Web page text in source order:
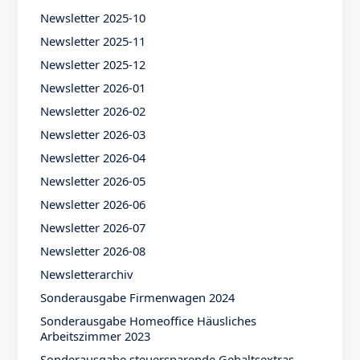
Newsletter 2025-10
Newsletter 2025-11
Newsletter 2025-12
Newsletter 2026-01
Newsletter 2026-02
Newsletter 2026-03
Newsletter 2026-04
Newsletter 2026-05
Newsletter 2026-06
Newsletter 2026-07
Newsletter 2026-08
Newsletterarchiv
Sonderausgabe Firmenwagen 2024
Sonderausgabe Homeoffice Häusliches
Arbeitszimmer 2023